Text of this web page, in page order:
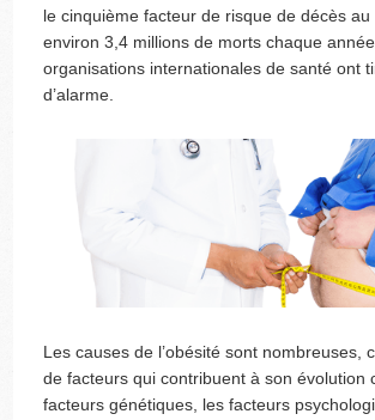
le cinquième facteur de risque de décès au
environ 3,4 millions de morts chaque
organisations internationales de santé ont
d’alarme.
Les causes de l’obésité sont nombreuses,
de facteurs qui contribuent à son évolution
facteurs génétiques, les facteurs